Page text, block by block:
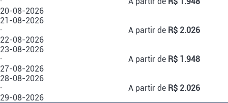
20-08-2026
21-08-2026
·
22-08-2026
A partir de R$ 2.026
23-08-2026
·
27-08-2026
A partir de R$ 1.948
28-08-2026
·
29-08-2026
A partir de R$ 2.026